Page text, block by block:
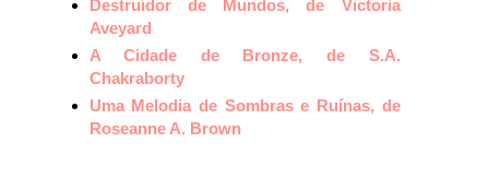
Destruidor de Mundos, de Victoria
Aveyard
A Cidade de Bronze, de S.A.
Chakraborty
Uma Melodia de Sombras e Ruínas, de
Roseanne A. Brown